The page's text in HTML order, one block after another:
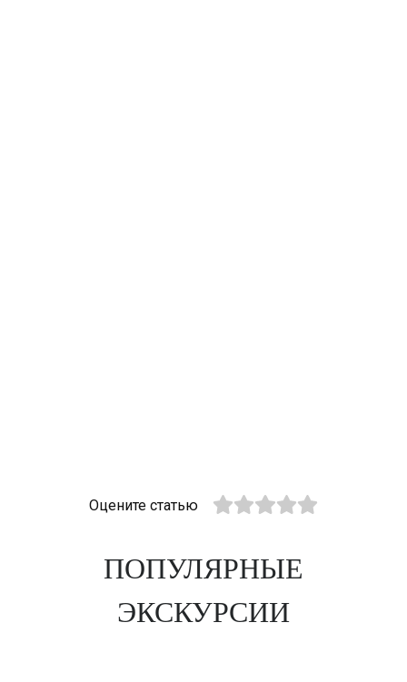
Оцените статью
ПОПУЛЯРНЫЕ
ЭКСКУРСИИ